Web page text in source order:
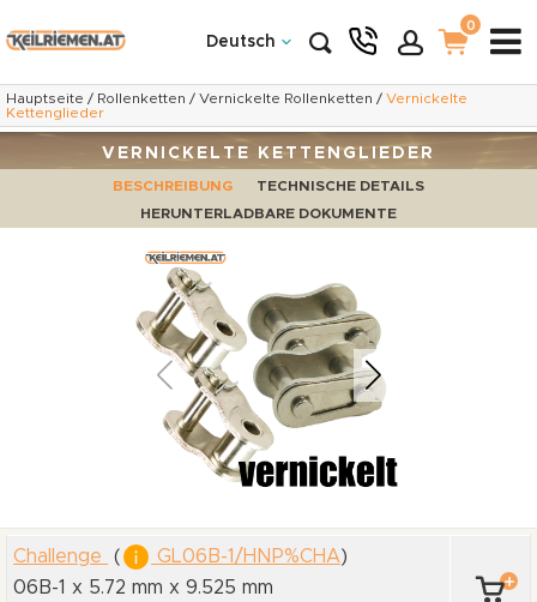
Deutsch
0
Hauptseite / Rollenketten / Vernickelte Rollenketten / Vernickelte
Kettenglieder
VERNICKELTE KETTENGLIEDER
BESCHREIBUNG
TECHNISCHE DETAILS
HERUNTERLADBARE DOKUMENTE
Challenge ( GL06B-1/HNP%CHA)
06B-1 x 5.72 mm x 9.525 mm